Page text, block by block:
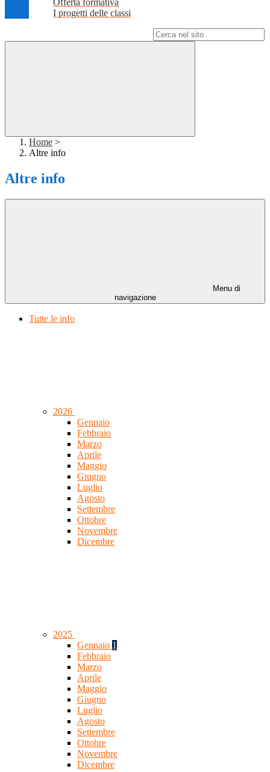
Offerta formativa
I progetti delle classi
Home >
Altre info
Altre info
Menu di
navigazione
Tutte le info
2026
Gennaio
Febbraio
Marzo
Aprile
Maggio
Giugno
Luglio
Agosto
Settembre
Ottobre
Novembre
Dicembre
2025
Gennaio 1
Febbraio
Marzo
Aprile
Maggio
Giugno
Luglio
Agosto
Settembre
Ottobre
Novembre
Dicembre